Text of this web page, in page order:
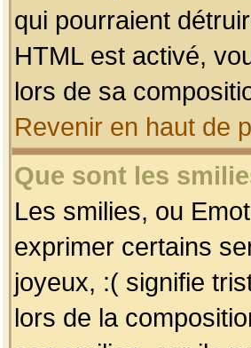
qui pourraient
HTML est activé,
lors de sa
Revenir en haut de
Que sont les
Les smilies, ou
exprimer certains
joyeux, :( signifie
lors de la